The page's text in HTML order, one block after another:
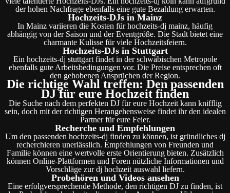
der hohen Nachfrage ebenfalls eine gute Bezahlung erwarten.
Hochzeits-DJs in Mainz
In Mainz variieren die Kosten für hochzeits-dj mainz, häufig
abhängig von der Saison und der Eventgröße. Die Stadt bietet eine
charmante Kulisse für viele Hochzeitsfeiern.
Hochzeits-DJs in Stuttgart
Ein hochzeits-dj stuttgart findet in der schwäbischen Metropole
ebenfalls gute Arbeitsbedingungen vor. Die Preise entsprechen oft
den gehobenen Ansprüchen der Region.
Die richtige Wahl treffen: Den passenden
DJ für eure Hochzeit finden
Die Suche nach dem perfekten DJ für eure Hochzeit kann knifflig
sein, doch mit der richtigen Herangehensweise findet ihr den idealen
Partner für eure Feier.
Recherche und Empfehlungen
Um den passenden hochzeits-dj finden zu können, ist gründliches dj
recherchieren unerlässlich. Empfehlungen von Freunden und
Familie können eine wertvolle erste Orientierung bieten. Zusätzlich
können Online-Plattformen und Foren nützliche Informationen und
Vorschläge zur dj hochzeit auswahl liefern.
Probehören und Videos ansehen
Eine erfolgversprechende Methode, den richtigen DJ zu finden, ist